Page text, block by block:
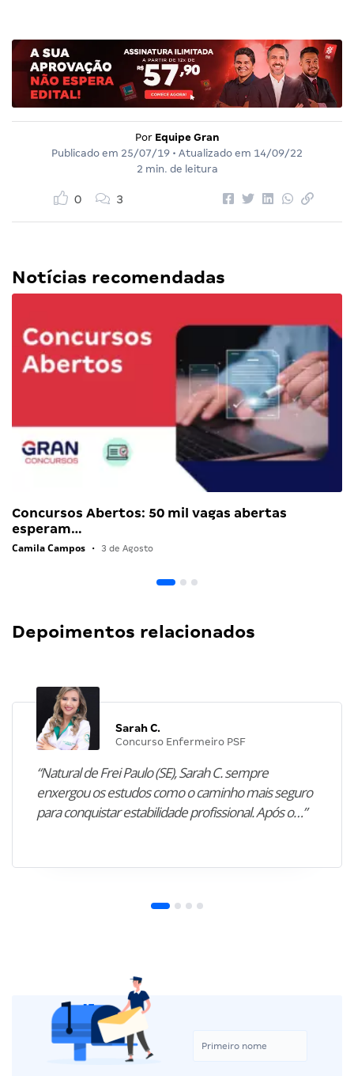
Por Equipe Gran
Publicado em 25/07/19 • Atualizado em 14/09/22
2 min. de leitura
0 3
Notícias recomendadas
Concursos Abertos: 50 mil vagas abertas
esperam…
Camila Campos • 3 de Agosto
Depoimentos relacionados
Sarah C.
Concurso Enfermeiro PSF
“Natural de Frei Paulo (SE), Sarah C. sempre
enxergou os estudos como o caminho mais seguro
para conquistar estabilidade profissional. Após o…”